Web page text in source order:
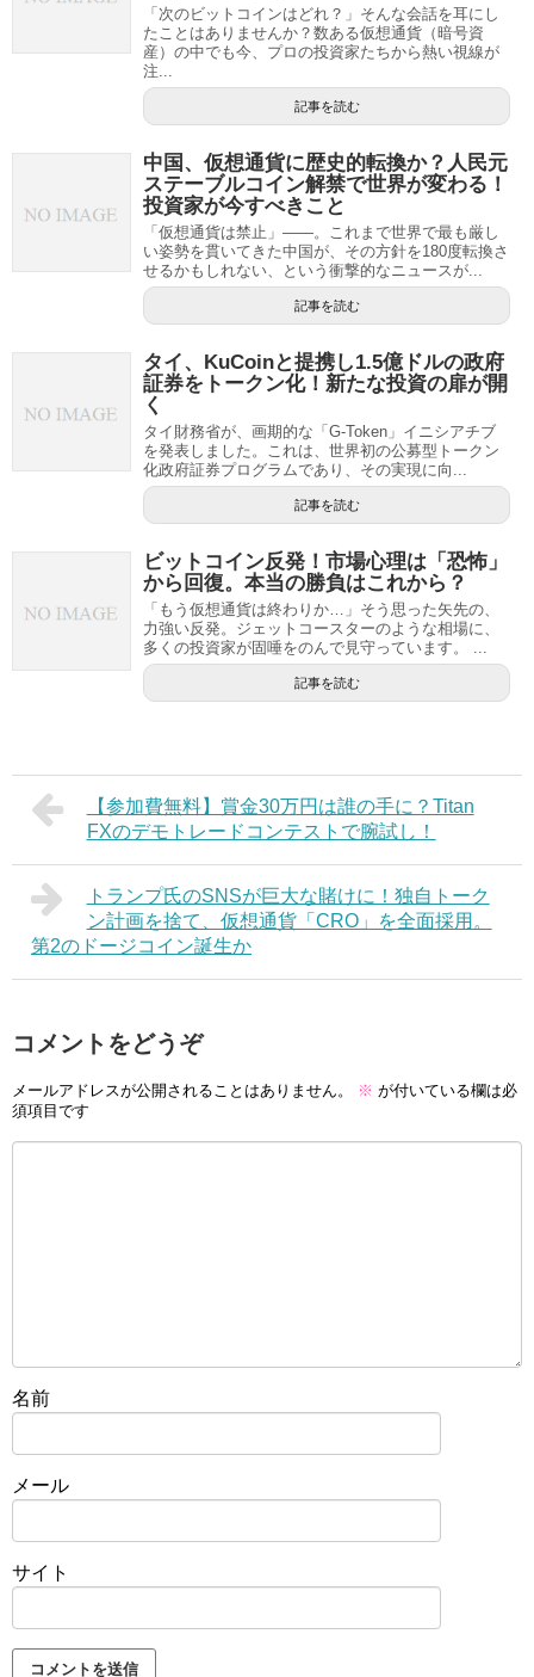
「次のビットコインはどれ？」そんな会話を耳にし
たことはありませんか？数ある仮想通貨（暗号資
産）の中でも今、プロの投資家たちから熱い視線が
注...
記事を読む
中国、仮想通貨に歴史的転換か？人民元
ステーブルコイン解禁で世界が変わる！
投資家が今すべきこと
「仮想通貨は禁止」――。これまで世界で最も厳し
い姿勢を貫いてきた中国が、その方針を180度転換さ
せるかもしれない、という衝撃的なニュースが...
記事を読む
タイ、KuCoinと提携し1.5億ドルの政府
証券をトークン化！新たな投資の扉が開
く
タイ財務省が、画期的な「G-Token」イニシアチブ
を発表しました。これは、世界初の公募型トークン
化政府証券プログラムであり、その実現に向...
記事を読む
ビットコイン反発！市場心理は「恐怖」
から回復。本当の勝負はこれから？
「もう仮想通貨は終わりか…」そう思った矢先の、
力強い反発。ジェットコースターのような相場に、
多くの投資家が固唾をのんで見守っています。 ...
記事を読む
【参加費無料】賞金30万円は誰の手に？Titan
FXのデモトレードコンテストで腕試し！
トランプ氏のSNSが巨大な賭けに！独自トーク
ン計画を捨て、仮想通貨「CRO」を全面採用。
第2のドージコイン誕生か
コメントをどうぞ
メールアドレスが公開されることはありません。 ※ が付いている欄は必
須項目です
名前
メール
サイト